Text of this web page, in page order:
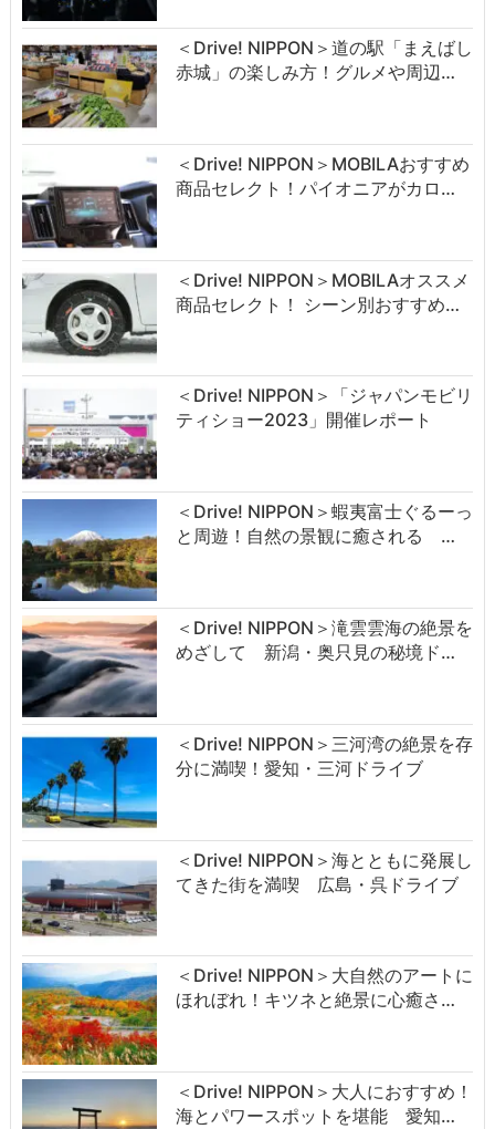
＜Drive! NIPPON＞道の駅「まえばし
赤城」の楽しみ方！グルメや周辺…
＜Drive! NIPPON＞MOBILAおすすめ
商品セレクト！パイオニアがカロ…
＜Drive! NIPPON＞MOBILAオススメ
商品セレクト！ シーン別おすすめ…
＜Drive! NIPPON＞「ジャパンモビリ
ティショー2023」開催レポート
＜Drive! NIPPON＞蝦夷富士ぐるーっ
と周遊！自然の景観に癒される …
＜Drive! NIPPON＞滝雲雲海の絶景を
めざして 新潟・奥只見の秘境ド…
＜Drive! NIPPON＞三河湾の絶景を存
分に満喫！愛知・三河ドライブ
＜Drive! NIPPON＞海とともに発展し
てきた街を満喫 広島・呉ドライブ
＜Drive! NIPPON＞大自然のアートに
ほれぼれ！キツネと絶景に心癒さ…
＜Drive! NIPPON＞大人におすすめ！
海とパワースポットを堪能 愛知…